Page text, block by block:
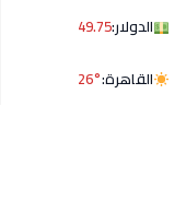
الدولار:49.75
القاهرة:26°